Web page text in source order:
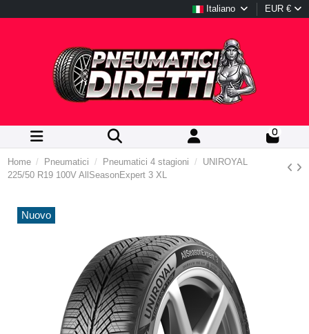
Italiano EUR €
0
Home Pneumatici Pneumatici 4 stagioni
UNIROYAL
225/50 R19 100V AllSeasonExpert 3 XL
Nuovo